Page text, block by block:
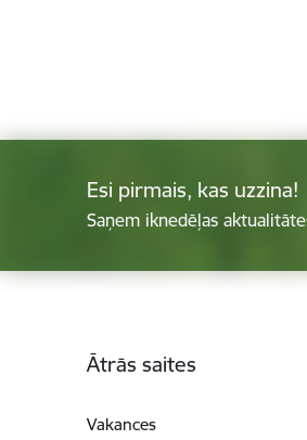
Esi pirmais, kas uzzina!
Saņem iknedēļas
Ātrās saites
Vakances